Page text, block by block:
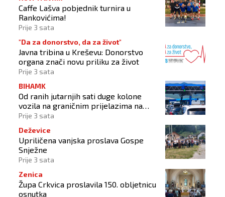
Caffe Lašva pobjednik turnira u
Rankovićima!
Prije 3 sata
"Da za donorstvo, da za život"
Javna tribina u Kreševu: Donorstvo
organa znači novu priliku za život
Prije 3 sata
BIHAMK
Od ranih jutarnjih sati duge kolone
vozila na graničnim prijelazima na
izlazu iz BiH
Prije 3 sata
Deževice
Upriličena vanjska proslava Gospe
Snježne
Prije 3 sata
Zenica
Župa Crkvica proslavila 150. obljetnicu
osnutka